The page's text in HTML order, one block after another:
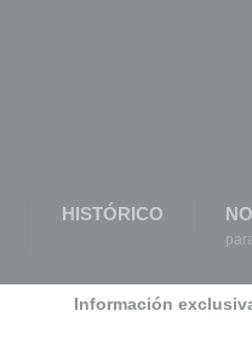
HISTÓRICO
Información